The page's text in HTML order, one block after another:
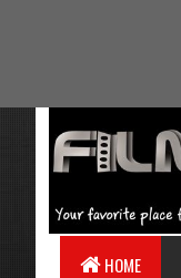
HOME